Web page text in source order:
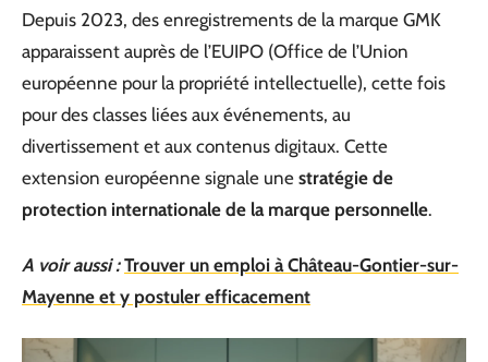
Depuis 2023, des enregistrements de la marque GMK
apparaissent auprès de l’EUIPO (Office de l’Union
européenne pour la propriété intellectuelle), cette fois
pour des classes liées aux événements, au
divertissement et aux contenus digitaux. Cette
extension européenne signale une stratégie de
protection internationale de la marque personnelle.
A voir aussi : Trouver un emploi à Château-Gontier-sur-
Mayenne et y postuler efficacement